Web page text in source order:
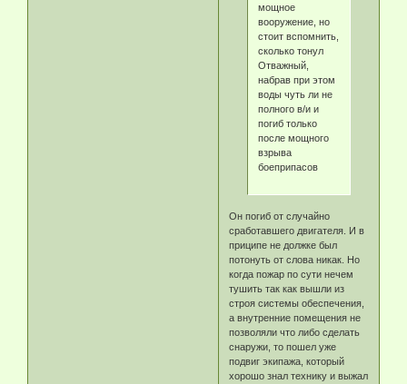
мощное
вооружение, но
стоит вспомнить,
сколько тонул
Отважный,
набрав при этом
воды чуть ли не
полного в/и и
погиб только
после мощного
взрыва
боеприпасов
Он погиб от случайно
сработавшего двигателя. И в
приципе не должке был
потонуть от слова никак. Но
когда пожар по сути нечем
тушить так как вышли из
строя системы обеспечения,
а внутренние помещения не
позволяли что либо сделать
снаружи, то пошел уже
подвиг экипажа, который
хорошо знал технику и выжал